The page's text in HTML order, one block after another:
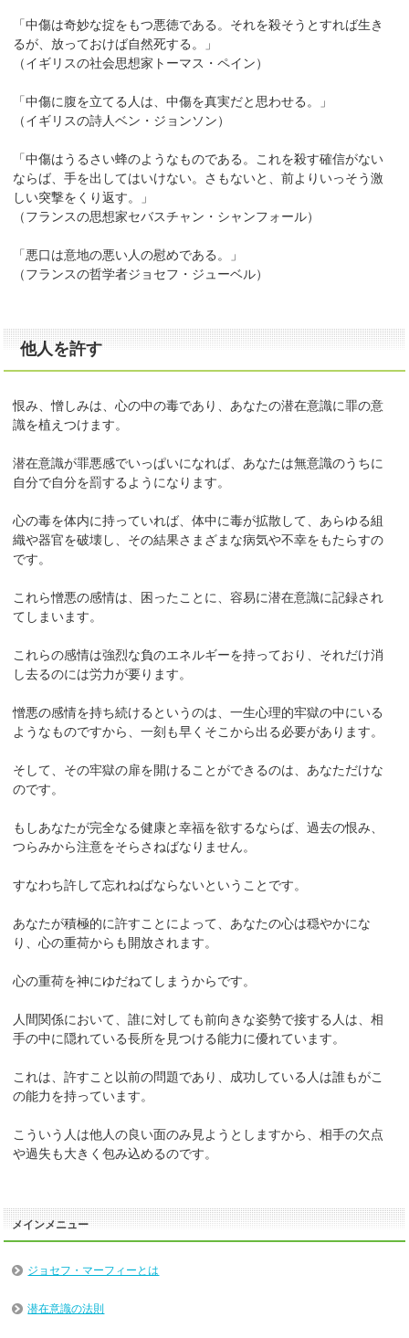
「中傷は奇妙な掟をもつ悪徳である。それを殺そうとすれば生き
るが、放っておけば自然死する。」
（イギリスの社会思想家トーマス・ペイン）
「中傷に腹を立てる人は、中傷を真実だと思わせる。」
（イギリスの詩人ベン・ジョンソン）
「中傷はうるさい蜂のようなものである。これを殺す確信がない
ならば、手を出してはいけない。さもないと、前よりいっそう激
しい突撃をくり返す。」
（フランスの思想家セバスチャン・シャンフォール）
「悪口は意地の悪い人の慰めである。」
（フランスの哲学者ジョセフ・ジューベル）
他人を許す
恨み、憎しみは、心の中の毒であり、あなたの潜在意識に罪の意
識を植えつけます。
潜在意識が罪悪感でいっぱいになれば、あなたは無意識のうちに
自分で自分を罰するようになります。
心の毒を体内に持っていれば、体中に毒が拡散して、あらゆる組
織や器官を破壊し、その結果さまざまな病気や不幸をもたらすの
です。
これら憎悪の感情は、困ったことに、容易に潜在意識に記録され
てしまいます。
これらの感情は強烈な負のエネルギーを持っており、それだけ消
し去るのには労力が要ります。
憎悪の感情を持ち続けるというのは、一生心理的牢獄の中にいる
ようなものですから、一刻も早くそこから出る必要があります。
そして、その牢獄の扉を開けることができるのは、あなただけな
のです。
もしあなたが完全なる健康と幸福を欲するならば、過去の恨み、
つらみから注意をそらさねばなりません。
すなわち許して忘れねばならないということです。
あなたが積極的に許すことによって、あなたの心は穏やかにな
り、心の重荷からも開放されます。
心の重荷を神にゆだねてしまうからです。
人間関係において、誰に対しても前向きな姿勢で接する人は、相
手の中に隠れている長所を見つける能力に優れています。
これは、許すこと以前の問題であり、成功している人は誰もがこ
の能力を持っています。
こういう人は他人の良い面のみ見ようとしますから、相手の欠点
や過失も大きく包み込めるのです。
メインメニュー
ジョセフ・マーフィーとは
潜在意識の法則